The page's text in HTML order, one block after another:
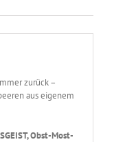
zurück –
aus eigenem
Obst-Most-